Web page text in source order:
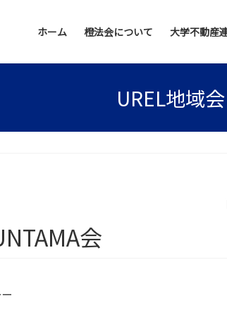
ホーム 橙法会について 大学不動産
UREL地域会
会